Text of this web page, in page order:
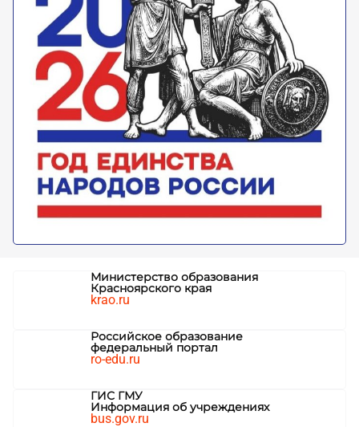
Министерство образования
Красноярского края
krao.ru
Российское образование
федеральный портал
ro-edu.ru
ГИС ГМУ
Информация об учреждениях
bus.gov.ru